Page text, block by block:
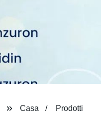
Casa Prodotti